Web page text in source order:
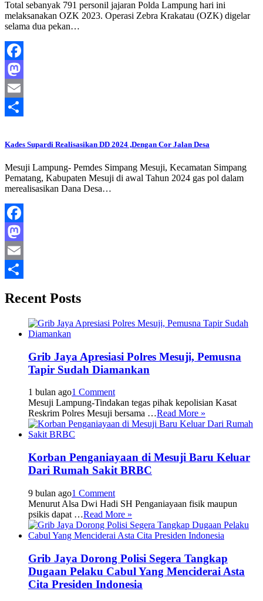
Total sebanyak 791 personil jajaran Polda Lampung hari ini
melaksanakan OZK 2023. Operasi Zebra Krakatau (OZK) digelar
selama dua pekan…
Facebook
Mastodon
Email
Kades Supardi Realisasikan DD 2024 ,Dengan Cor Jalan Desa
Mesuji Lampung- Pemdes Simpang Mesuji, Kecamatan Simpang
Pematang, Kabupaten Mesuji di awal Tahun 2024 gas pol dalam
merealisasikan Dana Desa…
Facebook
Mastodon
Email
Recent Posts
Grib Jaya Apresiasi Polres Mesuji, Pemusna
Tapir Sudah Diamankan
1 bulan ago1 Comment
Mesuji Lampung-Tindakan tegas pihak kepolisian Kasat
Reskrim Polres Mesuji bersama …Read More »
Korban Penganiayaan di Mesuji Baru Keluar
Dari Rumah Sakit BRBC
9 bulan ago1 Comment
Menurut Alsa Dwi Hadi SH Penganiayaan fisik maupun
psikis dapat …Read More »
Grib Jaya Dorong Polisi Segera Tangkap
Dugaan Pelaku Cabul Yang Menciderai Asta
Cita Presiden Indonesia